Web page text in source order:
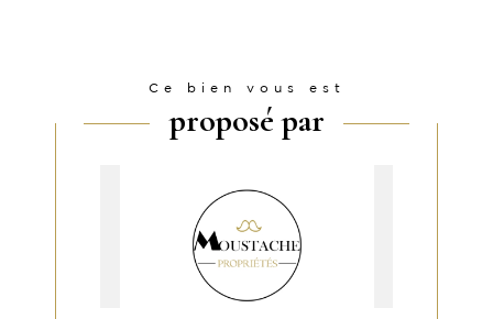
Ce bien vous est
proposé par